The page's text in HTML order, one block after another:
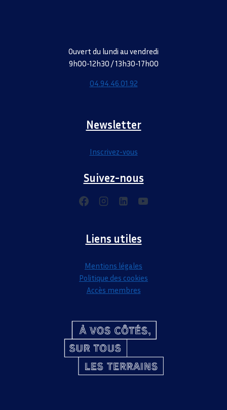
Ouvert du lundi au vendredi
9h00-12h30 / 13h30-17h00
04.94.46.01.92
Newsletter
Inscrivez-vous
Suivez-nous
Liens utiles
Mentions légales
Politique des cookies
Accès membres